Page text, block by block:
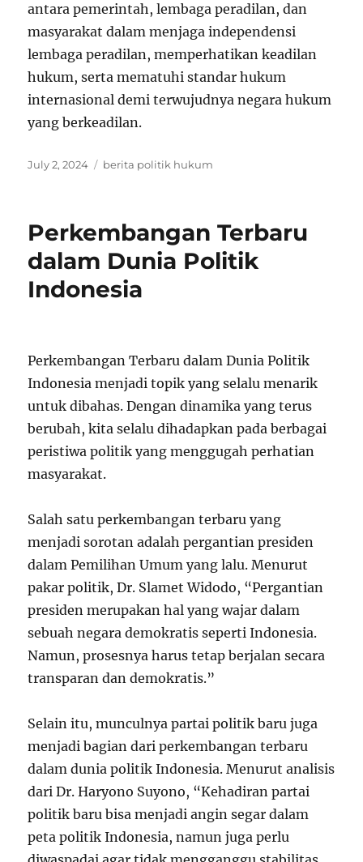
antara pemerintah, lembaga peradilan, dan
masyarakat dalam menjaga independensi
lembaga peradilan, memperhatikan keadilan
hukum, serta mematuhi standar hukum
internasional demi terwujudnya negara hukum
yang berkeadilan.
Posted
July 2, 2024 Tags
berita politik hukum
Perkembangan Terbaru
dalam Dunia Politik
Indonesia
Perkembangan Terbaru dalam Dunia Politik
Indonesia menjadi topik yang selalu menarik
untuk dibahas. Dengan dinamika yang terus
berubah, kita selalu dihadapkan pada berbagai
peristiwa politik yang menggugah perhatian
masyarakat.
Salah satu perkembangan terbaru yang
menjadi sorotan adalah pergantian presiden
dalam Pemilihan Umum yang lalu. Menurut
pakar politik, Dr. Slamet Widodo, “Pergantian
presiden merupakan hal yang wajar dalam
sebuah negara demokratis seperti Indonesia.
Namun, prosesnya harus tetap berjalan secara
transparan dan demokratis.”
Selain itu, munculnya partai politik baru juga
menjadi bagian dari perkembangan terbaru
dalam dunia politik Indonesia. Menurut analisis
dari Dr. Haryono Suyono, “Kehadiran partai
politik baru bisa menjadi angin segar dalam
peta politik Indonesia, namun juga perlu